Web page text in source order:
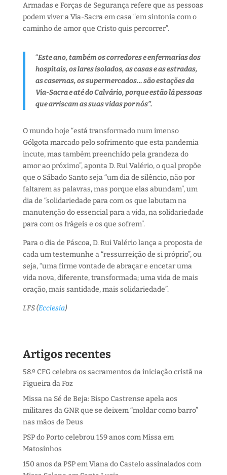
Armadas e Forças de Segurança refere que as pessoas
podem viver a Via-Sacra em casa “em sintonia com o
caminho de amor que Cristo quis percorrer”.
“Este ano, também os corredores e enfermarias dos
hospitais, os lares isolados, as casas e as estradas,
as casernas, os supermercados… são estações da
Via-Sacra e até do Calvário, porque estão lá pessoas
que arriscam as suas vidas por nós”.
O mundo hoje “está transformado num imenso
Gólgota marcado pelo sofrimento que esta pandemia
incute, mas também preenchido pela grandeza do
amor ao próximo”, aponta D. Rui Valério, o qual propõe
que o Sábado Santo seja “um dia de silêncio, não por
faltarem as palavras, mas porque elas abundam”, um
dia de “solidariedade para com os que labutam na
manutenção do essencial para a vida, na solidariedade
para com os frágeis e os que sofrem”.
Para o dia de Páscoa, D. Rui Valério lança a proposta de
cada um testemunhe a “ressurreição de si próprio”, ou
seja, “uma firme vontade de abraçar e encetar uma
vida nova, diferente, transformada; uma vida de mais
oração, mais santidade, mais solidariedade”.
LFS (Ecclesia)
Artigos recentes
58.º CFG celebra os sacramentos da iniciação cristã na
Figueira da Foz
Missa na Sé de Beja: Bispo Castrense apela aos
militares da GNR que se deixem “moldar como barro”
nas mãos de Deus
PSP do Porto celebrou 159 anos com Missa em
Matosinhos
150 anos da PSP em Viana do Castelo assinalados com